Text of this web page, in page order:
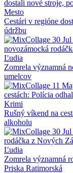
Mesto
Cestári v regióne
údržbu
Ľudia
Zomrela významná
umelcov
Krimi
Rušný víkend na
alkoholu
Ľudia
Zomrela významná
Priska Ratimorská